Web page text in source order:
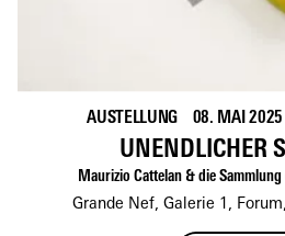
AUSTELLUNG 08. MAI 2025
UNENDLICHER
Maurizio Cattelan & die
Grande Nef, Galerie 1,